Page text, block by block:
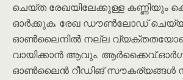
ചെയ്ത രേഖയിലേക്കുള്ള കണ്ണിയും
ഓർക്കുക. രേഖ ഡൗൺലോഡ്
ഓൺലൈനിൽ നല്ല
വായിക്കാൻ ആവും.
ഓൺലൈൻ റീഡിങ് സൗകര്യങ്ങൾ